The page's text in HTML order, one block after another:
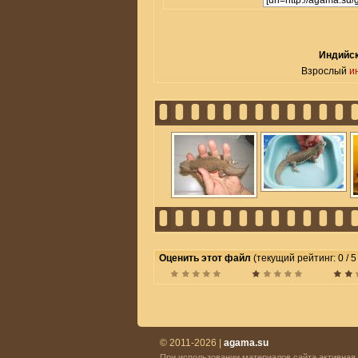
Взрослый
Оценить этот файл (текущий рейтинг: 0 /
© 2011-2026 | agama.su